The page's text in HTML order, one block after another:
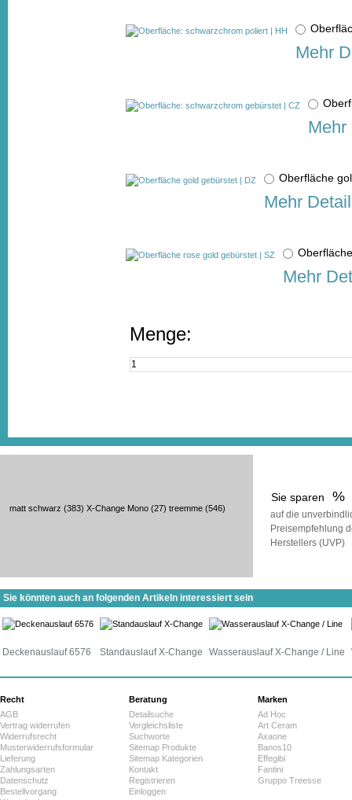
Mehr
Mehr
Oberfläche
Mehr
Mehr
Menge:
Sie sparen %
auf die
Preisempfehlung
Herstellers (UVP)
matt schwarz (383) X-Change Mono (27) treemme (546)
Sie könnten auch an folgenden Artikeln interessiert sein
Deckenauslauf 6576 Standauslauf X-Change Wasserauslauf X-Change / Line
Recht
AGB
Vertrag widerrufen
Widerrufsrecht
Musterwiderrufsformular
Lieferung
Zahlungsarten
Datenschutz
Bestellvorgang
Beratung
Detailsuche
Vergleichsliste
Suchworte
Sitemap Produkte
Sitemap Kategorien
Kontakt
Registrieren
Einloggen
Marken
Ad Hoc
Art Ceram
Axaone
Banos10
Effegibi
Fantini
Gruppo Treesse